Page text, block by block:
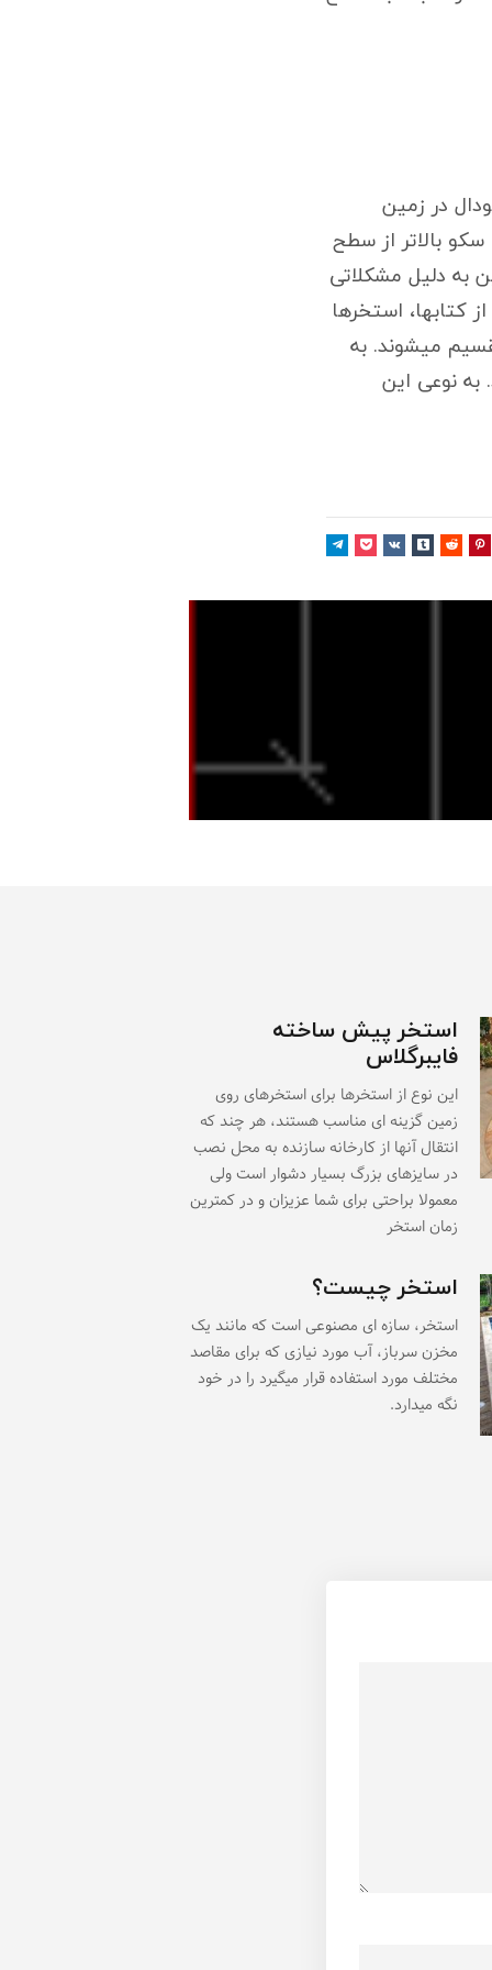
در زمین
بالاتر از سطح
به دلیل مشکلاتی
کتابها، استخرها
میشوند. به
نوعی این
استخر پیش ساخته
فایبرگلاس
این نوع از استخرها برای استخرهای روی
زمین گزینه ای مناسب هستند، هر چند که
انتقال آنها از کارخانه سازنده به محل نصب
در سایزهای بزرگ بسیار دشوار است ولی
معمولا براحتی برای شما عزیزان و در کمترین
زمان استخر
استخر چیست؟
استخر، سازه ای مصنوعی است که مانند یک
مخزن سرباز، آب مورد نیازی که برای مقاصد
مختلف مورد استفاده قرار میگیرد را در خود
نگه میدارد.